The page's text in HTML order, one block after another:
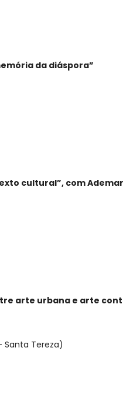
da diáspora”
cultural”, com Ademar
arte urbana e arte
Santa Tereza)